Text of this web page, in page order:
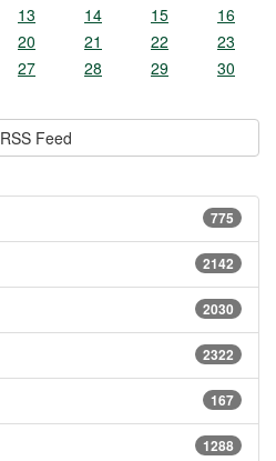
13 14 15
16
20 21 22
23
27 28 29
30
RSS Feed
775
2142
2030
2322
167
1288